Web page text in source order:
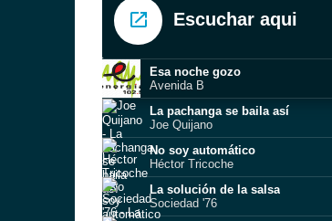
Escuchar aqui
Esa noche gozo
Avenida B
La pachanga se baila así
Joe Quijano
No soy automático
Héctor Tricoche
La solución de la salsa
Sociedad '76